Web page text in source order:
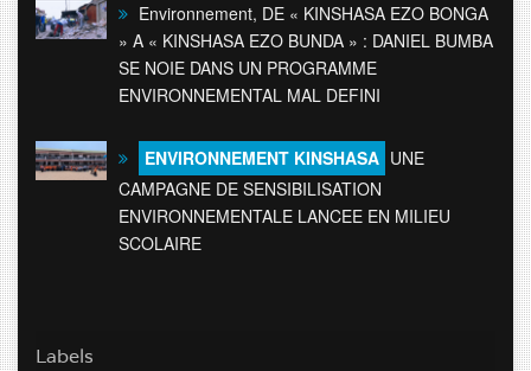
Environnement, DE « KINSHASA EZO BONGA
» A « KINSHASA EZO BUNDA » : DANIEL BUMBA
SE NOIE DANS UN PROGRAMME
ENVIRONNEMENTAL MAL DEFINI
ENVIRONNEMENT KINSHASA UNE
CAMPAGNE DE SENSIBILISATION
ENVIRONNEMENTALE LANCEE EN MILIEU
SCOLAIRE
Labels